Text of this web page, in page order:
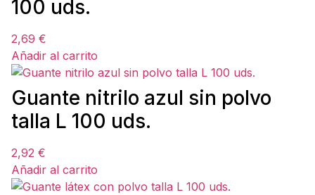
100 uds.
2,69 €
Añadir al carrito
Guante nitrilo azul sin polvo
talla L 100 uds.
2,92 €
Añadir al carrito